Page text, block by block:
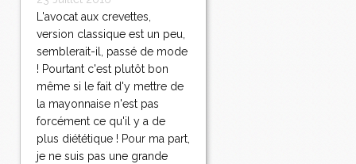
L'avocat aux crevettes,
version classique est un peu,
semblerait-il, passé de mode
! Pourtant c'est plutôt bon
même si le fait d'y mettre de
la mayonnaise n'est pas
forcément ce qu'il y a de
plus diététique ! Pour ma part,
je ne suis pas une grande